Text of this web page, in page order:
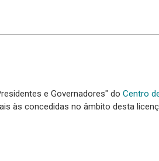
e Governadores" do Centro
às concedidas no âmbito desta